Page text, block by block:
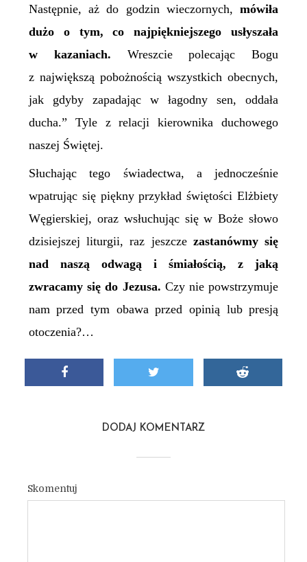
Następnie, aż do godzin wieczornych,mówiła
dużo o tym, co najpiękniejszego usłyszała
w kazaniach. Wreszcie polecając Bogu
z największą pobożnością wszystkich obecnych,
jak gdyby zapadając w łagodny sen, oddała
ducha.” Tyle z relacji kierownika duchowego
naszej Świętej.
Słuchając tego świadectwa, a jednocześnie
wpatrując się piękny przykład świętości Elżbiety
Węgierskiej, oraz wsłuchując się w Boże słowo
dzisiejszej liturgii, raz jeszcze zastanówmy się
nad naszą odwagą i śmiałością, z jaką
zwracamy się do Jezusa. Czy nie powstrzymuje
nam przed tym obawa przed opinią lub presją
otoczenia?…
DODAJ KOMENTARZ
Skomentuj